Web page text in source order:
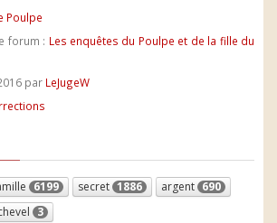
Poulpe
forum : Les enquêtes du Poulpe et de la fille du
par LeJugeW
6199 secret 1886 argent 690
3